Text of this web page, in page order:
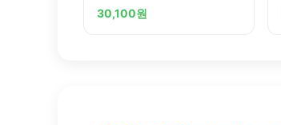
3 4
30,100원